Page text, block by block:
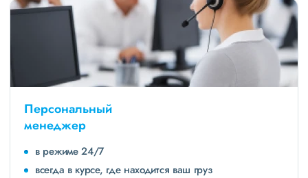
Персональный
менеджер
в режиме 24/7
всегда в курсе, где находится ваш груз